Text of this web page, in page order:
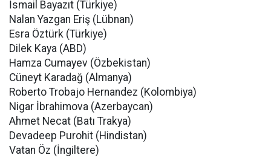
İsmail Bayazıt (Türkiye)
Nalan Yazgan Eriş (Lübnan)
Esra Öztürk (Türkiye)
Dilek Kaya (ABD)
Hamza Cumayev (Özbekistan)
Cüneyt Karadağ (Almanya)
Roberto Trobajo Hernandez (Kolombiya)
Nigar İbrahimova (Azerbaycan)
Ahmet Necat (Batı Trakya)
Devadeep Purohit (Hindistan)
Vatan Öz (İngiltere)